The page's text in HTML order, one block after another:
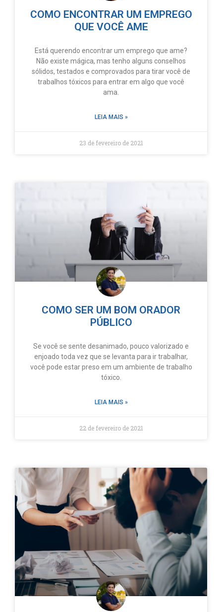
COMO ENCONTRAR UM EMPREGO
QUE VOCÊ AME
Está querendo encontrar um emprego que ame?
Não existe mágica, mas tenho alguns conselhos
sólidos, testados e comprovados para tirar você de
trabalhos tóxicos para entrar em algo que você
ama.
LEIA MAIS »
23 de fevereiro de 2021
COMO SER UM BOM ORADOR
PÚBLICO
Se você se sente desanimado, pouco valorizado e
enjoado toda vez que se levanta para ir trabalhar,
você pode estar preso em um ambiente de trabalho
tóxico.
LEIA MAIS »
22 de fevereiro de 2021